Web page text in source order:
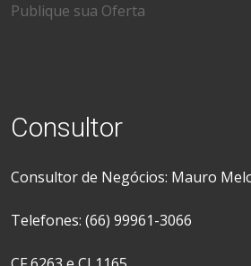
Publique sua Oferta
Consultor
Consultor de Negócios: Mauro
Telefones: (66) 99961-3066